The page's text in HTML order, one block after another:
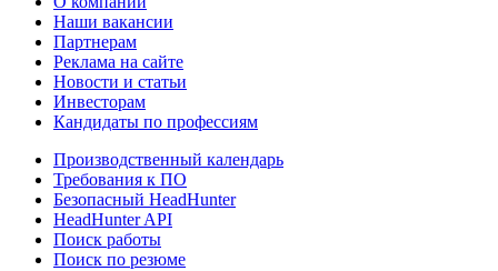
Наши вакансии
Партнерам
Реклама на сайте
Новости и статьи
Инвесторам
Кандидаты по профессиям
Производственный календарь
Требования к ПО
Безопасный HeadHunter
HeadHunter API
Поиск работы
Поиск по резюме